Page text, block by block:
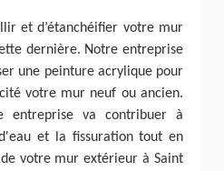
et d’étanchéifier votre mur
dernière. Notre entreprise
une peinture acrylique pour
votre mur neuf ou ancien.
entreprise va contribuer à
et la fissuration tout en
votre mur extérieur à Saint